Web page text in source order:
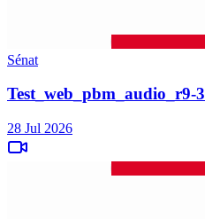
Sénat
Test_web_pbm_audio_r9-3
28 Jul 2026